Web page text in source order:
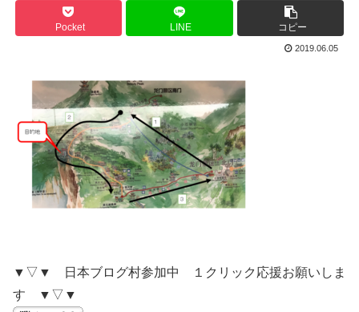
Pocket LINE コピー
2019.06.05
▼▽▼ 日本ブログ村参加中 １クリック応援お願いしま
す ▼▽▼